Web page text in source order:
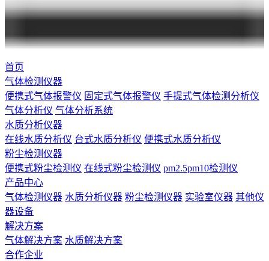
首页
气体检测仪器
便携式气体报警仪 固定式气体报警仪 手提式气体检测分析仪
气体分析仪 气体分析系统
水质分析仪器
在线水质分析仪 台式水质分析仪 便携式水质分析仪
粉尘检测仪器
便携式粉尘检测仪 在线式粉尘检测仪 pm2.5pm10检测仪
产品中心
气体检测仪器 水质分析仪器 粉尘检测仪器 实验室仪器 其他仪
器设备
解决方案
气体解决方案 水质解决方案
合作企业